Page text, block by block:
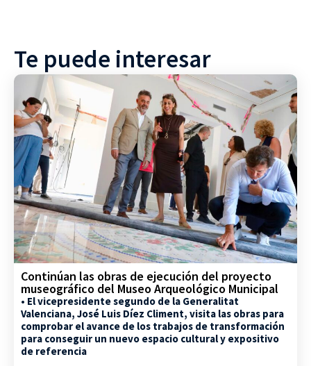
Te puede interesar
Continúan las obras de ejecución del proyecto
museográfico del Museo Arqueológico Municipal
• El vicepresidente segundo de la Generalitat
Valenciana, José Luis Díez Climent, visita las obras para
comprobar el avance de los trabajos de transformación
para conseguir un nuevo espacio cultural y expositivo
de referencia